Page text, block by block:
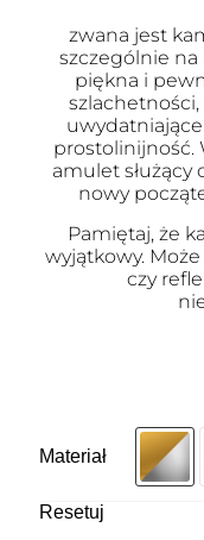
zwana jest
szczególnie
piękna i
prostolinijność.
amulet służący
nowy
Pamiętaj, że
wyjątkowy.
czy
Materiał
Resetuj